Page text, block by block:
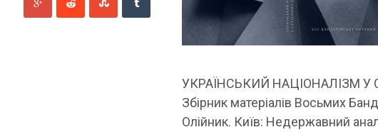
УКРАЇНСЬКИЙ НАЦІОНАЛІЗМ
Збірник матеріалів Восьмих
Олійник. Київ: Недержавний